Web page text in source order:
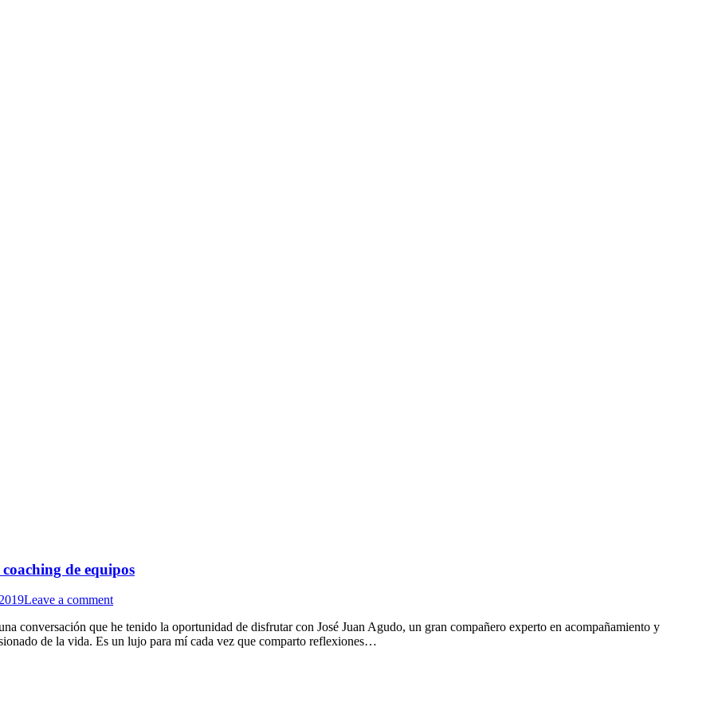
de equipos
Leave a comment
conversación que he tenido la oportunidad de disfrutar con José Juan Agudo, un gran compañero experto en acompañamiento y
de la vida. Es un lujo para mí cada vez que comparto reflexiones…